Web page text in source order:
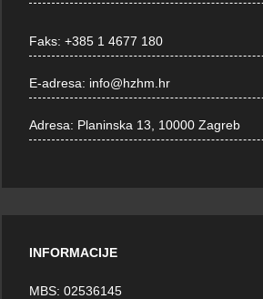
Faks:+385 1 4677 180
E-adresa: info@hzhm.hr
Adresa: Planinska 13, 10000 Zagreb
INFORMACIJE
MBS: 02536145